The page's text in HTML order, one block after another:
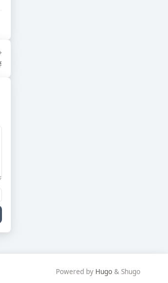
Powered by Hugo & Shugo